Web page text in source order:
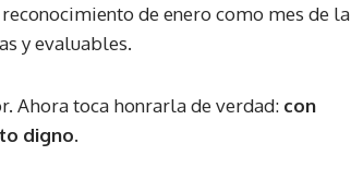
de enero como mes de la
y evaluables.
Ahora toca honrarla de verdad: con
digno.